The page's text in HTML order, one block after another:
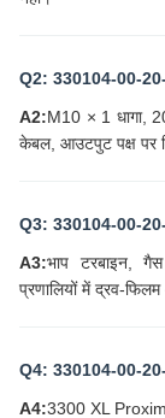
Q2: 330104-00-20-
A2:M10 × 1 धागा,
केबल, आउटपुट पक्ष पर
Q3: 330104-00-20-
A3:भाप टरबाइन,
प्रणालियों में द्रव-
Q4: 330104-00-
A4:3300 XL